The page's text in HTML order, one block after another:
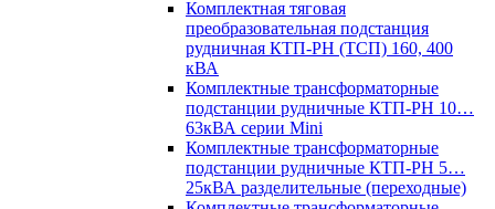
Комплектная тяговая
преобразовательная подстанция
рудничная КТП-РН (ТСП) 160, 400
кВА
Комплектные трансформаторные
подстанции рудничные КТП-РН 10…
63кВА серии Mini
Комплектные трансформаторные
подстанции рудничные КТП-РН 5…
25кВА разделительные (переходные)